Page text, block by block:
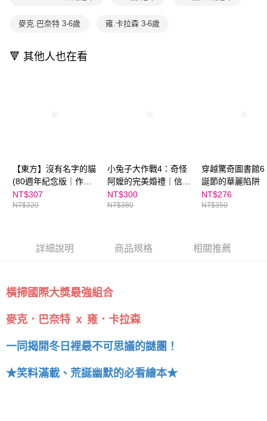
3.完整用戶服務條款，請詳閱以下連結： https://oppay.tw/userRule
易，需依本服務之必要範圍內提供個人資料，並將交易相關給付款項請求債
５．嚴禁一人註冊多個帳號或使用他人資訊註冊。若發現惡意使用之情形，
恩沛科技股份有限公司將有權停止該用戶之使用額度並採取法律行動。
麥克.巴奈特 3-6歲 雍.卡拉森 3-6歲
🔻 其他人也在看
【東方】沒有名字的貓
(80週年紀念版｜作繪
者簽名祝福書衣)
NT$307
NT$320
小兔子大作戰4：奇怪
阿嬤的完美婚禮｜信子
作品
NT$300
NT$380
穿越驚奇圖書館6
誕節的華麗陷阱
NT$276
NT$350
詳細說明 商品規格 相關推薦
橫掃國際大獎最強組合
麥克．巴奈特 ⅹ 雍．卡拉森
一同揭開冬日裡最不可思議的謎團！
★笑料滿載、荒誕幽默的必看繪本★